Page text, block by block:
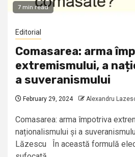
7 min read
Editorial
Comasarea: arma
extremismului, a
a suveranismului
February 29, 2024 Alexandru
Comasarea: arma împotriva
naționalismului și a
Lăzescu În această formulă